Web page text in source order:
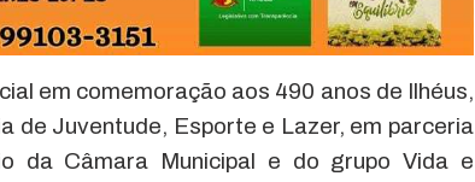
em comemoração aos 490 anos de Ilhéus,
de Juventude, Esporte e Lazer, em parceria
da Câmara Municipal e do grupo Vida e